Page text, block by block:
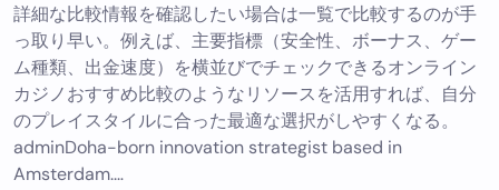
詳細な比較情報を確認したい場合は一覧で比較するのが手
っ取り早い。例えば、主要指標（安全性、ボーナス、ゲー
ム種類、出金速度）を横並びでチェックできるオンライン
カジノおすすめ比較のようなリソースを活用すれば、自分
のプレイスタイルに合った最適な選択がしやすくなる。
adminDoha-born innovation strategist based in
Amsterdam.…